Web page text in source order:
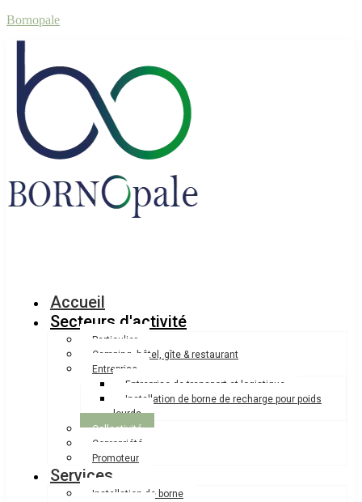
Bornopale
Accueil
Secteurs d'activité
Particulier
Camping, hôtel, gîte & restaurant
Entreprise
Entreprise de transport et logistique
Installation de borne de recharge pour poids
lourds
Collectivité
Copropriété
Promoteur
Services
Installation de borne